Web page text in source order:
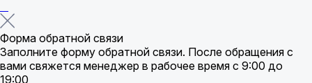
Форма обратной связи
Заполните форму обратной связи. После обращения с
вами свяжется менеджер в рабочее время с 9:00 до
19:00